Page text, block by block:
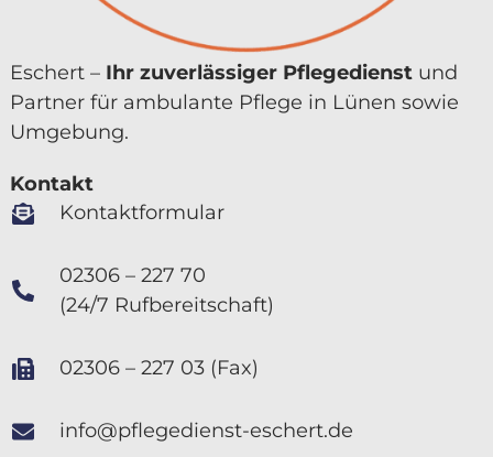
Eschert – Ihr zuver­lässiger Pflegedienstund
Partner für ambulante Pflege in Lünen sowie
Umgebung.
Kontakt
Kontaktformular
02306 – 227 70
(24/7 Rufbereitschaft)
02306 – 227 03 (Fax)
info@pflegedienst-eschert.de